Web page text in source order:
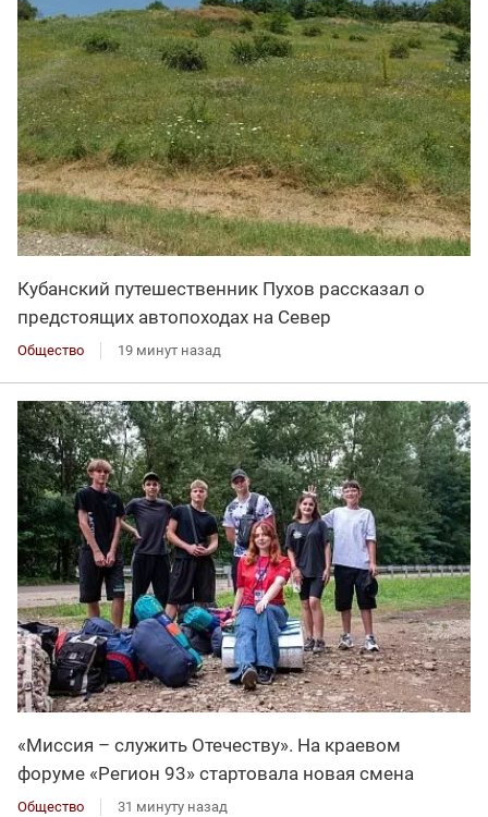
Кубанский путешественник Пухов рассказал о
предстоящих автопоходах на Север
Общество 19 минут назад
«Миссия – служить Отечеству». На краевом
форуме «Регион 93» стартовала новая смена
Общество 31 минуту назад